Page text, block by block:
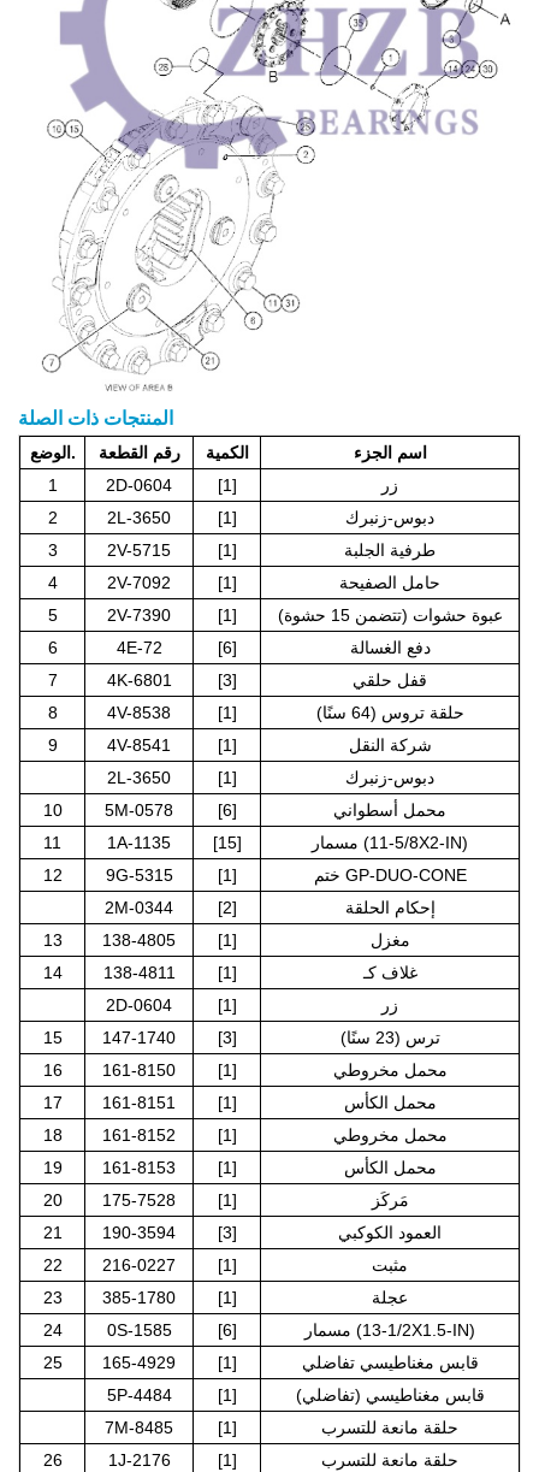
المنتجات ذات الصلة
الوضع. رقم القطعة الكمية
اسم الجزء
1
2D-0604 [1]
زر
2
2L-3650 [1]
دبوس-زنبرك
3
2V-5715 [1]
طرفية الجلبة
4
2V-7092 [1]
حامل الصفيحة
5
2V-7390 [1]
عبوة حشوات (تتضمن 15 حشوة)
6
4E-72 [6]
دفع الغسالة
7
4K-6801 [3]
قفل حلقي
8
4V-8538 [1]
حلقة تروس (64 سنًا)
9
4V-8541 [1]
شركة النقل
2L-3650
[1]
دبوس-زنبرك
10
5M-0578 [6]
محمل أسطواني
11
1A-1135 [15]
مسمار (5/8-11X2-IN)
12
9G-5315 [1]
ختم GP-DUO-CONE
2M-0344
[2]
إحكام الحلقة
13
138-4805 [1]
مغزل
14
138-4811 [1]
غلاف كـ
2D-0604
[1]
زر
15
147-1740 [3]
ترس (23 سنًا)
16
161-8150 [1]
محمل مخروطي
17
161-8151 [1]
محمل الكأس
18
161-8152 [1]
محمل مخروطي
19
161-8153 [1]
محمل الكأس
20
175-7528 [1]
مَركَز
21
190-3594 [3]
العمود الكوكبي
22
216-0227 [1]
مثبت
23
385-1780 [1]
عجلة
24
0S-1585 [6]
مسمار (1/2-13X1.5-IN)
25
165-4929 [1]
قابس مغناطيسي تفاضلي
5P-4484
[1]
قابس مغناطيسي (تفاضلي)
7M-8485
[1]
حلقة مانعة للتسرب
26
1J-2176 [1]
حلقة مانعة للتسرب